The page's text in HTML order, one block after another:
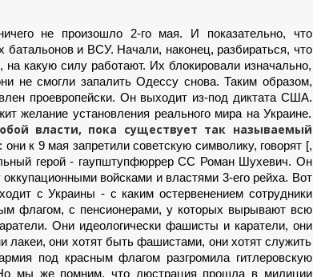
не произошло 2-го мая. И показательно, что
и ВСУ. Начали, наконец, разбираться, что
какую силу работают. Их блокировали изначально,
не смогли запалить Одессу снова. Таким образом,
проевропейски. Он выходит из-под диктата США.
желание установления реального мира на Украине.
власти, пока существует так называемый
они к 9 мая запретили советскую символику, говорят [,
герой - гаупштупфюррер СС Роман Шухевич. Он
войсками и властями 3-его рейха. Вот
с Украины - с каким остервенением сотрудники
флагом, с пенсионерами, у которых вырывают всю
Они идеологически фашисты и каратели, они
лакеи, они хотят быть фашистами, они хотят служить
под красным флагом разгромила гитлеровскую
мы же помним, что люстрация прошла в милиции